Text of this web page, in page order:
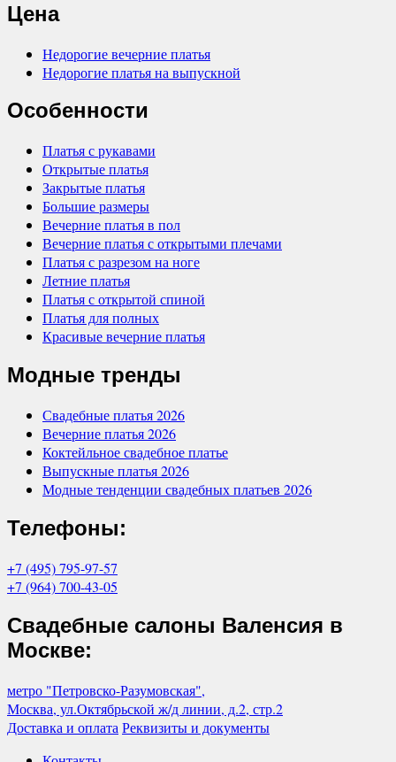
Цена
Недорогие вечерние платья
Недорогие платья на выпускной
Особенности
Платья с рукавами
Открытые платья
Закрытые платья
Большие размеры
Вечерние платья в пол
Вечерние платья с открытыми плечами
Платья с разрезом на ноге
Летние платья
Платья с открытой спиной
Платья для полных
Красивые вечерние платья
Модные тренды
Свадебные платья 2026
Вечерние платья 2026
Коктейльное свадебное платье
Выпускные платья 2026
Модные тенденции свадебных платьев 2026
Телефоны:
+7 (495) 795-97-57
+7 (964) 700-43-05
Свадебные салоны Валенсия в
Москве:
метро "Петровско-Разумовская",
Москва, ул.Октябрьской ж/д линии, д.2, стр.2
Доставка и оплата Реквизиты и документы